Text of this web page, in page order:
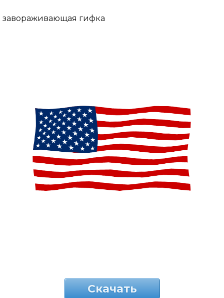
завораживающая гифка
Скачать